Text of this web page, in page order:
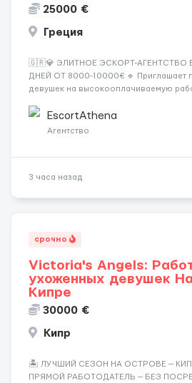
25000 €
Греция
🇬🇷💎 ЭЛИТНОЕ ЭСКОРТ-АГЕНТСТВО
ДНЕЙ ОТ 8000-10000€ 🔹 Приглашает
девушек на высокооплачиваемую
хорошие деньги 💶 — это предложение
Требования: ✔️ Возраст от ...
EscortAthena
Агентство
3 часа назад
срочно
Victoria's Angels:
ухоженных девушек
Кипре
30000 €
Кипр
🏝️ ЛУЧШИЙ СЕЗОН НА ОСТРОВЕ —
ПРЯМОЙ РАБОТОДАТЕЛЬ — БЕЗ